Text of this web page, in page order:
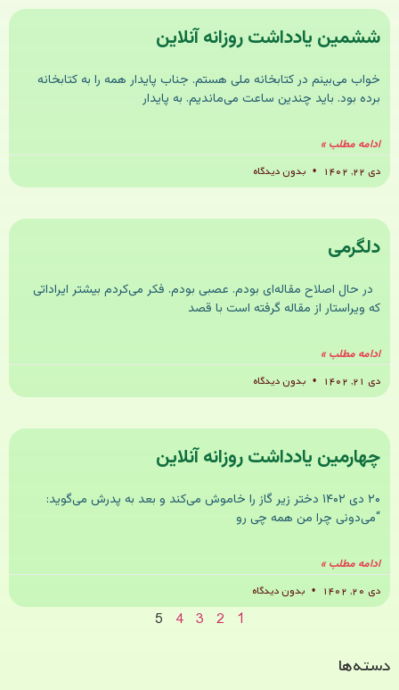
ششمین یادداشت روزانه آنلاین
خواب می‌بینم در کتابخانه ملی هستم. جناب پایدار همه را به کتابخانه
برده بود. باید چندین ساعت می‌ماندیم. به پایدار
ادامه مطلب »
دی ۲۲, ۱۴۰۲
بدون دیدگاه
دلگرمی
در حال اصلاح مقاله‌ای بودم. عصبی بودم. فکر می‌کردم بیشتر ایراداتی
که ویراستار از مقاله گرفته است با قصد
ادامه مطلب »
دی ۲۱, ۱۴۰۲
بدون دیدگاه
چهارمین یادداشت روزانه آنلاین
۲۰ دی ۱۴۰۲ دختر زیر گاز را خاموش می‌کند و بعد به پدرش می‌گوید:
“می‌دونی چرا من همه چی رو
ادامه مطلب »
دی ۲۰, ۱۴۰۲
بدون دیدگاه
1
2
3
4
5
دسته‌ها